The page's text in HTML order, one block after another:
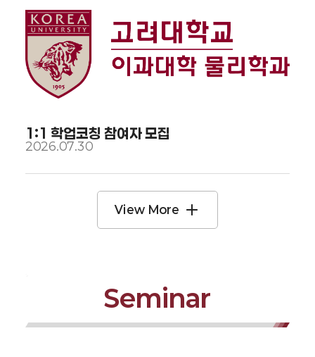
1:1 학업코칭 참여자 모집
2026.07.30
View More
Seminar